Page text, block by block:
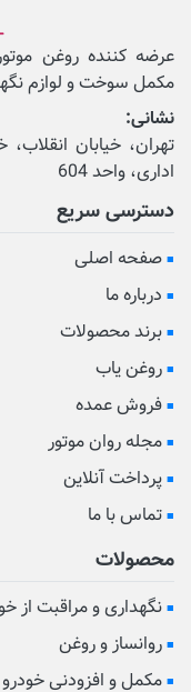
عرضه کننده روغن
مکمل‌ سوخت و لوازم
نشانی:
تهران، خیابان
اداری، واحد 604
دسترسی سریع
صفحه اصلی
درباره ما
برند محصولات
روغن یاب
فروش عمده
مجله روان موتور
پرداخت آنلاین
تماس با ما
محصولات
نگهداری و مراقبت از
روانساز و روغن
مکمل و افزودنی خودرو